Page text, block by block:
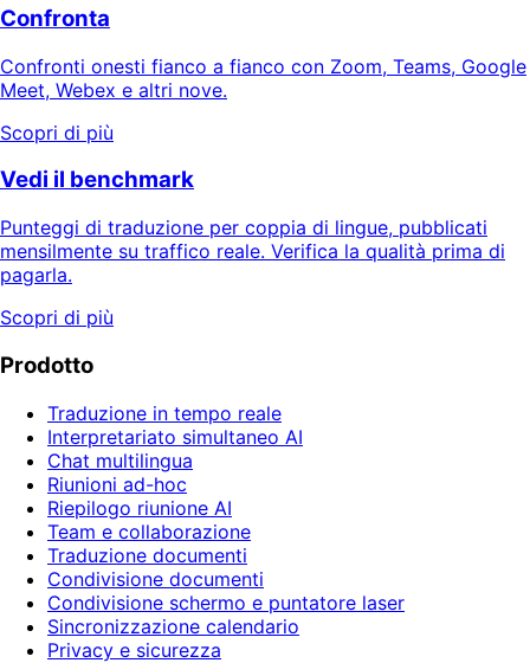
Confronta
Confronti onesti fianco a fianco con Zoom, Teams, Google
Meet, Webex e altri nove.
Scopri di più
Vedi il benchmark
Punteggi di traduzione per coppia di lingue, pubblicati
mensilmente su traffico reale. Verifica la qualità prima di
pagarla.
Scopri di più
Prodotto
Traduzione in tempo reale
Interpretariato simultaneo AI
Chat multilingua
Riunioni ad-hoc
Riepilogo riunione AI
Team e collaborazione
Traduzione documenti
Condivisione documenti
Condivisione schermo e puntatore laser
Sincronizzazione calendario
Privacy e sicurezza